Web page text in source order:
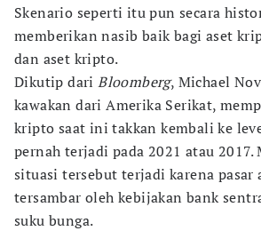
Skenario seperti itu pun secara
memberikan nasib baik bagi aset
dan aset kripto.
Dikutip dariBloomberg, Michael
kawakan dari Amerika Serikat,
kripto saat ini takkan kembali ke
pernah terjadi pada 2021 atau 2017.
situasi tersebut terjadi karena pasar
tersambar oleh kebijakan bank
suku bunga.